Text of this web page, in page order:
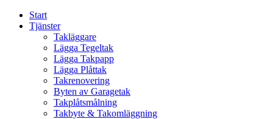
Start
Tjänster
Takläggare
Lägga Tegeltak
Lägga Takpapp
Lägga Plåttak
Takrenovering
Byten av Garagetak
Takplåtsmålning
Takbyte & Takomläggning